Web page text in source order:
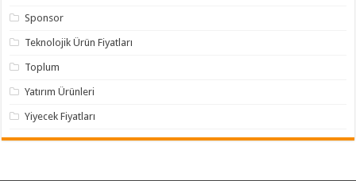
Sponsor
Teknolojik Ürün Fiyatları
Toplum
Yatırım Ürünleri
Yiyecek Fiyatları